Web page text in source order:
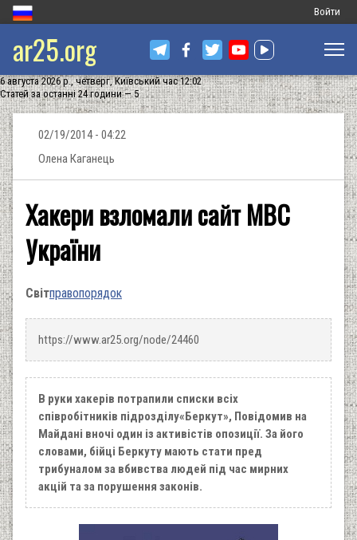
Меню
запису
Войти
ar25.org
6 августа 2026 р., четверг, Київський час 12:02
Статей за останні 24 години — 5
02/19/2014 - 04:22
Олена Каганець
Хакери взломали сайт МВС
України
Світправопорядок
https://www.ar25.org/node/24460
В руки хакерів потрапили списки всіх
співробітників підрозділу«Беркут», Повідомив на
Майдані вночі один із активістів опозиції. За його
словами, бійці Беркуту мають стати пред
трибуналом за вбивства людей під час мирних
акцій та за порушення законів.